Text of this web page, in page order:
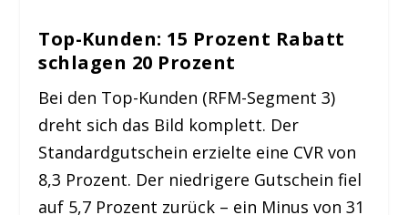
Top-Kunden: 15 Prozent Rabatt
schlagen 20 Prozent
Bei den Top-Kunden (RFM-Segment 3)
dreht sich das Bild komplett. Der
Standardgutschein erzielte eine CVR von
8,3 Prozent. Der niedrigere Gutschein fiel
auf 5,7 Prozent zurück – ein Minus von 31